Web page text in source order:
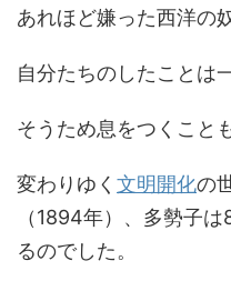
あれほど嫌った西洋の
自分たちのしたことは
そうため息をつくこと
変わりゆく 文明開化の
（1894年）、多勢子
るのでした。